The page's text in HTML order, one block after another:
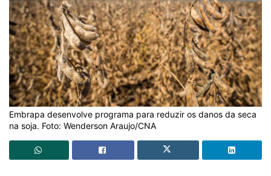
Embrapa desenvolve programa para reduzir os danos da seca
na soja. Foto: Wenderson Araujo/CNA